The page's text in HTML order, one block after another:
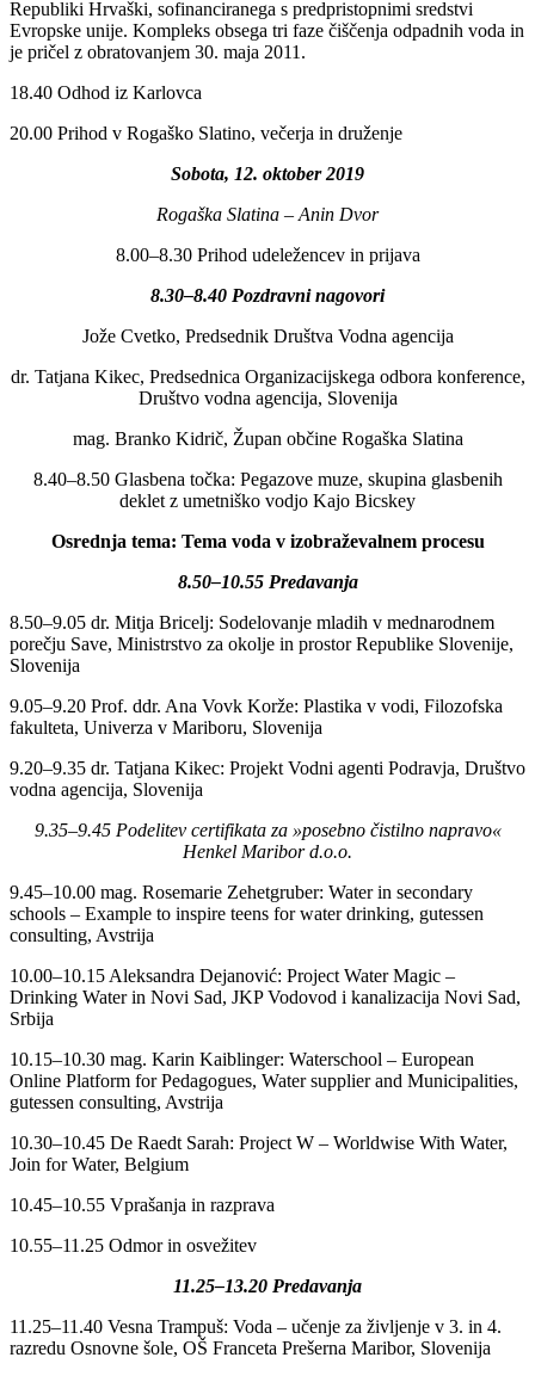
Republiki Hrvaški, sofinanciranega s predpristopnimi sredstvi
Evropske unije. Kompleks obsega tri faze čiščenja odpadnih voda in
je pričel z obratovanjem 30. maja 2011.
18.40 Odhod iz Karlovca
20.00 Prihod v Rogaško Slatino, večerja in druženje
Sobota, 12. oktober 2019
Rogaška Slatina – Anin Dvor
8.00–8.30 Prihod udeležencev in prijava
8.30–8.40 Pozdravni nagovori
Jože Cvetko, Predsednik Društva Vodna agencija
dr. Tatjana Kikec, Predsednica Organizacijskega odbora konference,
Društvo vodna agencija, Slovenija
mag. Branko Kidrič, Župan občine Rogaška Slatina
8.40–8.50 Glasbena točka: Pegazove muze, skupina glasbenih
deklet z umetniško vodjo Kajo Bicskey
Osrednja tema: Tema voda v izobraževalnem procesu
8.50–10.55 Predavanja
8.50–9.05 dr. Mitja Bricelj: Sodelovanje mladih v mednarodnem
porečju Save, Ministrstvo za okolje in prostor Republike Slovenije,
Slovenija
9.05–9.20 Prof. ddr. Ana Vovk Korže: Plastika v vodi, Filozofska
fakulteta, Univerza v Mariboru, Slovenija
9.20–9.35 dr. Tatjana Kikec: Projekt Vodni agenti Podravja, Društvo
vodna agencija, Slovenija
9.35–9.45 Podelitev certifikata za »posebno čistilno napravo«
Henkel Maribor d.o.o.
9.45–10.00 mag. Rosemarie Zehetgruber: Water in secondary
schools – Example to inspire teens for water drinking, gutessen
consulting, Avstrija
10.00–10.15 Aleksandra Dejanović: Project Water Magic –
Drinking Water in Novi Sad, JKP Vodovod i kanalizacija Novi Sad,
Srbija
10.15–10.30 mag. Karin Kaiblinger: Waterschool – European
Online Platform for Pedagogues, Water supplier and Municipalities,
gutessen consulting, Avstrija
10.30–10.45 De Raedt Sarah: Project W – Worldwise With Water,
Join for Water, Belgium
10.45–10.55 Vprašanja in razprava
10.55–11.25 Odmor in osvežitev
11.25–13.20 Predavanja
11.25–11.40 Vesna Trampuš: Voda – učenje za življenje v 3. in 4.
razredu Osnovne šole, OŠ Franceta Prešerna Maribor, Slovenija